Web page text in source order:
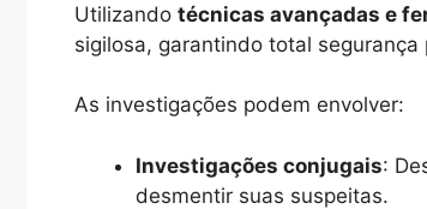
Utilizando técnicas avançadas e
sigilosa, garantindo total segurança
As investigações podem envolver:
Investigações conjugais:
desmentir suas suspeitas.